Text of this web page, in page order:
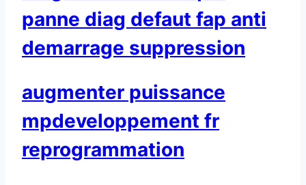
panne diag defaut fap anti
demarrage suppression
augmenter puissance
mpdeveloppement fr
reprogrammation